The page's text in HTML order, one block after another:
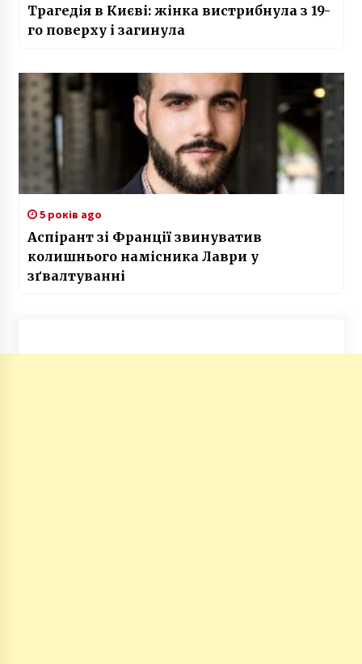
Трагедія в Києві: жінка вистрибнула з 19-
го поверху і загинула
5 років ago
Аспірант зі Франції звинуватив
колишнього намісника Лаври у
зґвалтуванні